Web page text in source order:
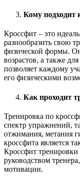
Кому подходит
Кроссфит – это
разнообразить свою
физической формы.
возрастов, а также
позволяет каждому
его физическими
Как проходит
Тренировка по
спектр упражнений,
отжимания, метания
кроссфита является
Кроссфит
руководством
мотивации.